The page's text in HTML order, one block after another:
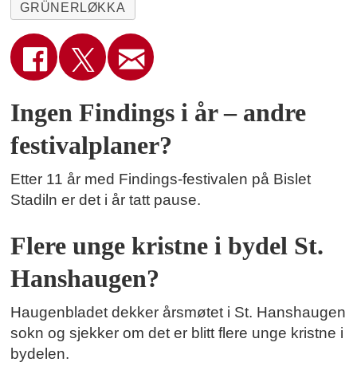
GRÜNERLØKKA
Ingen Findings i år – andre
festivalplaner?
Etter 11 år med Findings-festivalen på Bislet
Stadiln er det i år tatt pause.
Flere unge kristne i bydel St.
Hanshaugen?
Haugenbladet dekker årsmøtet i St. Hanshaugen
sokn og sjekker om det er blitt flere unge kristne i
bydelen.